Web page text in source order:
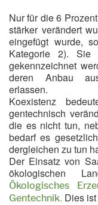
Nur für die 6
stärker verändert
eingefügt wurde,
Kategorie 2). Sie
gekennzeichnet
deren Anbau
erlassen.
Koexistenz
gentechnisch
die es nicht tun,
bedarf es
dergleichen zu tun
Der Einsatz von
ökologischen
Ökologisches
Gentechnik. Dies